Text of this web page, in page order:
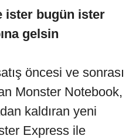
ister bugün ister
gelsin
öncesi ve sonrası
Monster Notebook,
kaldıran yeni
Express ile